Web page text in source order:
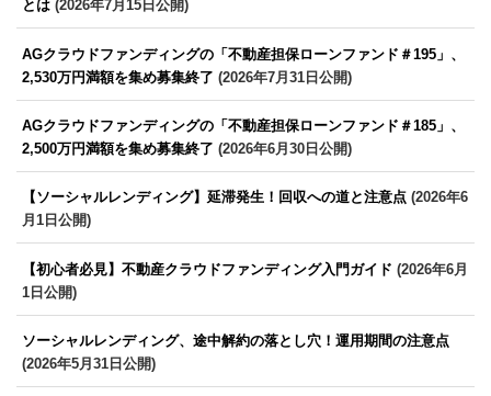
とは (2026年7月15日公開)
AGクラウドファンディングの「不動産担保ローンファンド＃195」、
2,530万円満額を集め募集終了 (2026年7月31日公開)
AGクラウドファンディングの「不動産担保ローンファンド＃185」、
2,500万円満額を集め募集終了 (2026年6月30日公開)
【ソーシャルレンディング】延滞発生！回収への道と注意点 (2026年6
月1日公開)
【初心者必見】不動産クラウドファンディング入門ガイド (2026年6月
1日公開)
ソーシャルレンディング、途中解約の落とし穴！運用期間の注意点
(2026年5月31日公開)